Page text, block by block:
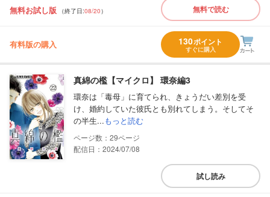
無料お試し版 （終了日:08/20） 無料で読む
有料版の購入 130ポイント
すぐに購入
真綿の檻【マイクロ】 環奈編3
環奈は「毒母」に育てられ、きょうだい差別を受
け、婚約していた彼氏とも別れてしまう。そしてそ
の半生...もっと読む
29
配信日：2024/07/08
試し読み